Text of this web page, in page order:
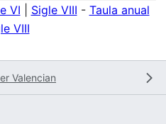
VI Sigle VIII - Taula anual
VIII
Valencian